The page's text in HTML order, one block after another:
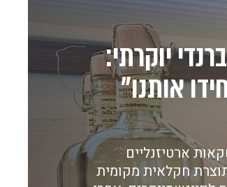
יוקרתי:
אותנו"
ארטיזנליים
חקלאית מקומית